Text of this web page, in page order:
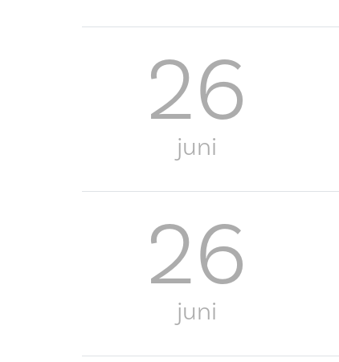
26
juni
26
juni